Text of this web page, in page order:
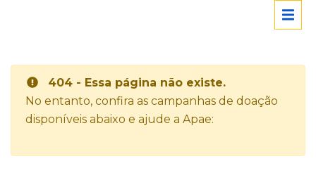
404 - Essa página não existe.
No entanto, confira as campanhas de doação
disponíveis abaixo e ajude a Apae: